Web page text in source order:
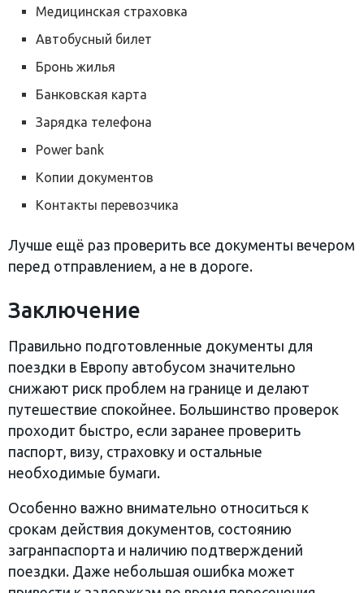
Медицинская страховка
Автобусный билет
Бронь жилья
Банковская карта
Зарядка телефона
Power bank
Копии документов
Контакты перевозчика
Лучше ещё раз проверить все документы вечером
перед отправлением, а не в дороге.
Заключение
Правильно подготовленные документы для
поездки в Европу автобусом значительно
снижают риск проблем на границе и делают
путешествие спокойнее. Большинство проверок
проходит быстро, если заранее проверить
паспорт, визу, страховку и остальные
необходимые бумаги.
Особенно важно внимательно относиться к
срокам действия документов, состоянию
загранпаспорта и наличию подтверждений
поездки. Даже небольшая ошибка может